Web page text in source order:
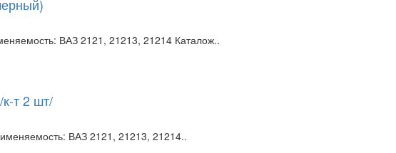
ВАЗ 2121, 21213, 21214 Каталож..
т 2 шт/
ВАЗ 2121, 21213, 21214..